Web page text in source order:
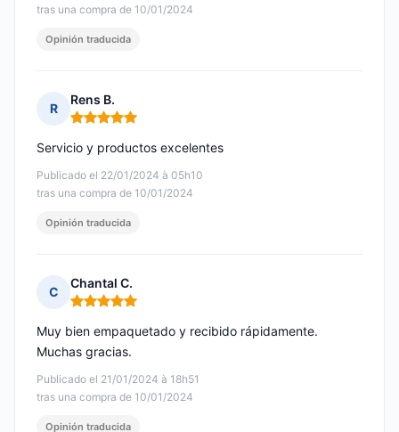
tras una compra de 10/01/2024
Opinión traducida
R
Rens B.
Nota: 5 de 5
Publicado el 22/01/2024 à 05h10
tras una compra de 10/01/2024
Servicio y productos excelentes
Opinión traducida
C
Chantal C.
Nota: 5 de 5
Publicado el 21/01/2024 à 18h51
tras una compra de 10/01/2024
Muy bien empaquetado y recibido rápidamente.
Muchas gracias.
Opinión traducida